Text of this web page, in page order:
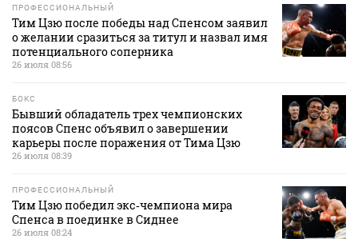
ПРОФЕССИОНАЛЬНЫЙ
Тим Цзю после победы над Спенсом заявил
о желании сразиться за титул и назвал имя
потенциального соперника
26 июля 08:56
БОКС
Бывший обладатель трех чемпионских
поясов Спенс объявил о завершении
карьеры после поражения от Тима Цзю
26 июля 08:39
ПРОФЕССИОНАЛЬНЫЙ
Тим Цзю победил экс‑чемпиона мира
Спенса в поединке в Сиднее
26 июля 08:24